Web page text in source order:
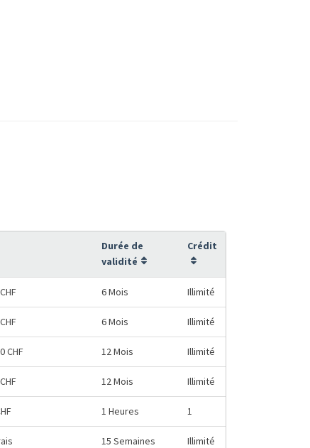
Durée de
validité
Crédit
6 Mois Illimité
6 Mois Illimité
CHF 12 Mois Illimité
12 Mois Illimité
1 Heures 1
15 Semaines Illimité